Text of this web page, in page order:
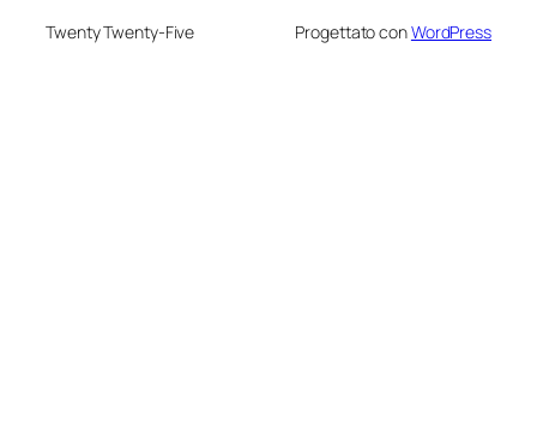
Twenty Twenty-Five Progettato conWordPress